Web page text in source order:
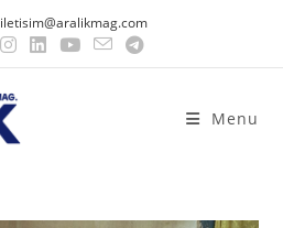
iletisim@aralikmag.com
Menu